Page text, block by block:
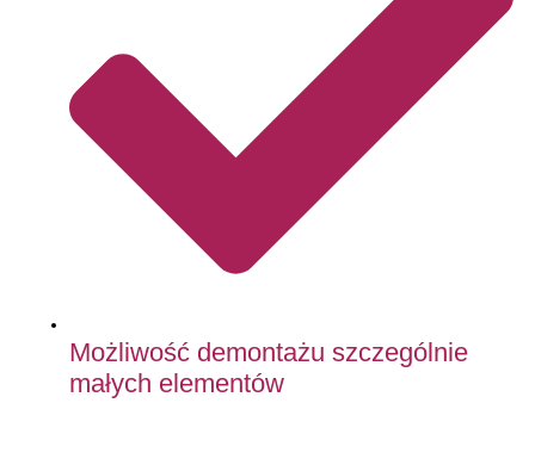
Możliwość demontażu szczególnie
małych elementów